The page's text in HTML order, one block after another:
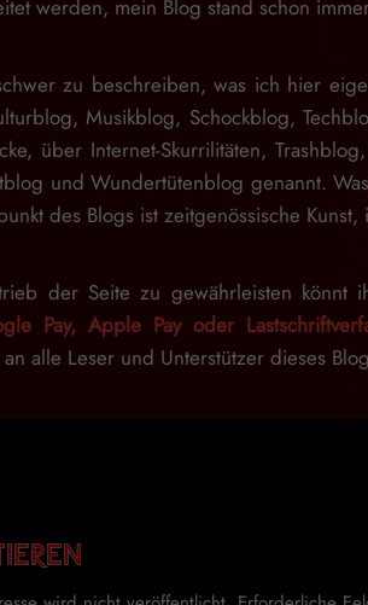
werden, mein Blog stand schon
zu beschreiben, was ich hier
Musikblog, Schockblog,
über Internet-Skurrilitäten,
und Wundertütenblog genannt.
des Blogs ist zeitgenössische
der Seite zu gewährleisten könnt
Pay, Apple Pay oder
alle Leser und Unterstützer dieses